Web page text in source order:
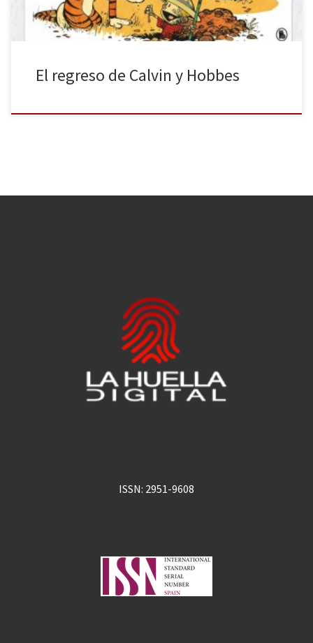
El regreso de Calvin y Hobbes
ISSN: 2951-9608